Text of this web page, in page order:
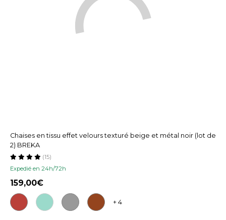
Chaises en tissu effet velours texturé beige et métal noir (lot de
2) BREKA
Expedié en 24h/72h
(15)
159,00
+ 4